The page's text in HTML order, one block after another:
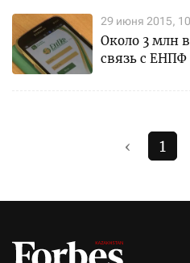
29 июня 2015,
Около 3 млн
связь с ЕНПФ
‹ 1